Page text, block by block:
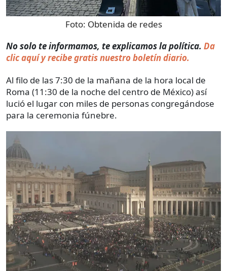
Foto: Obtenida de redes
No solo te informamos, te explicamos la política. Da
clic aquí y recibe gratis nuestro boletín diario.
Al filo de las 7:30 de la mañana de la hora local de
Roma (11:30 de la noche del centro de México) así
lució el lugar con miles de personas congregándose
para la ceremonia fúnebre.